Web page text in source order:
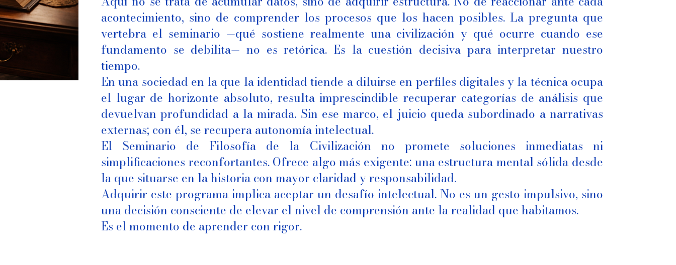
acontecimiento, sino de comprender los procesos que los hacen posibles. La pregunta que
vertebra el seminario —qué sostiene realmente una civilización y qué ocurre cuando ese
fundamento se debilita— no es retórica. Es la cuestión decisiva para interpretar nuestro
tiempo.
En una sociedad en la que la identidad tiende a diluirse en perfiles digitales y la técnica ocupa
el lugar de horizonte absoluto, resulta imprescindible recuperar categorías de análisis que
devuelvan profundidad a la mirada. Sin ese marco, el juicio queda subordinado a narrativas
externas; con él, se recupera autonomía intelectual.
El Seminario de Filosofía de la Civilización no promete soluciones inmediatas ni
simplificaciones reconfortantes. Ofrece algo más exigente: una estructura mental sólida desde
la que situarse en la historia con mayor claridad y responsabilidad.
Adquirir este programa implica aceptar un desafío intelectual. No es un gesto impulsivo, sino
una decisión consciente de elevar el nivel de comprensión ante la realidad que habitamos.
Es el momento de aprender con rigor.